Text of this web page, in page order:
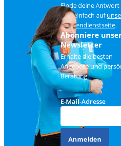
Finde deine Antwort
und einfach auf
Kundendienstseite.
Abonniere
Newsletter
Erhalte die besten
Angebote und
Beratung.
E-Mail-Adresse
Anmelden